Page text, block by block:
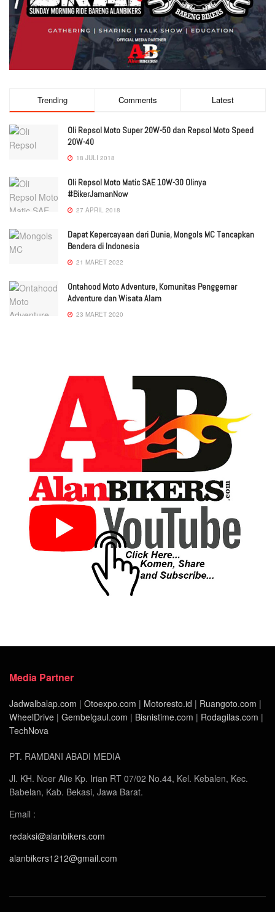
Trending Comments Latest
Oli Repsol Moto Super 20W-50 dan Repsol Moto Speed
20W-40
18 JULI 2018
Oli Repsol Moto Matic SAE 10W-30 Olinya
#BikerJamanNow
27 APRIL 2018
Dapat Kepercayaan dari Dunia, Mongols MC Tancapkan
Bendera di Indonesia
21 MARET 2022
Ontahood Moto Adventure, Komunitas Penggemar
Adventure dan Wisata Alam
23 MARET 2020
Media Partner
Jadwalbalap.com | Otoexpo.com | Motoresto.id | Ruangoto.com |
WheelDrive | Gembelgaul.com | Bisnistime.com | Rodagilas.com |
TechNova
PT. RAMDANI ABADI MEDIA
Jl. KH. Noer Alie Kp. Irian RT 07/02 No.44, Kel. Kebalen, Kec.
Babelan, Kab. Bekasi, Jawa Barat.
Email :
redaksi@alanbikers.com
alanbikers1212@gmail.com